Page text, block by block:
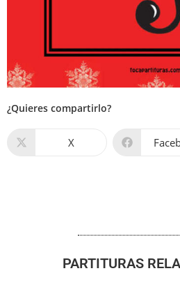
¿Quieres compartirlo?
X
PARTITURAS